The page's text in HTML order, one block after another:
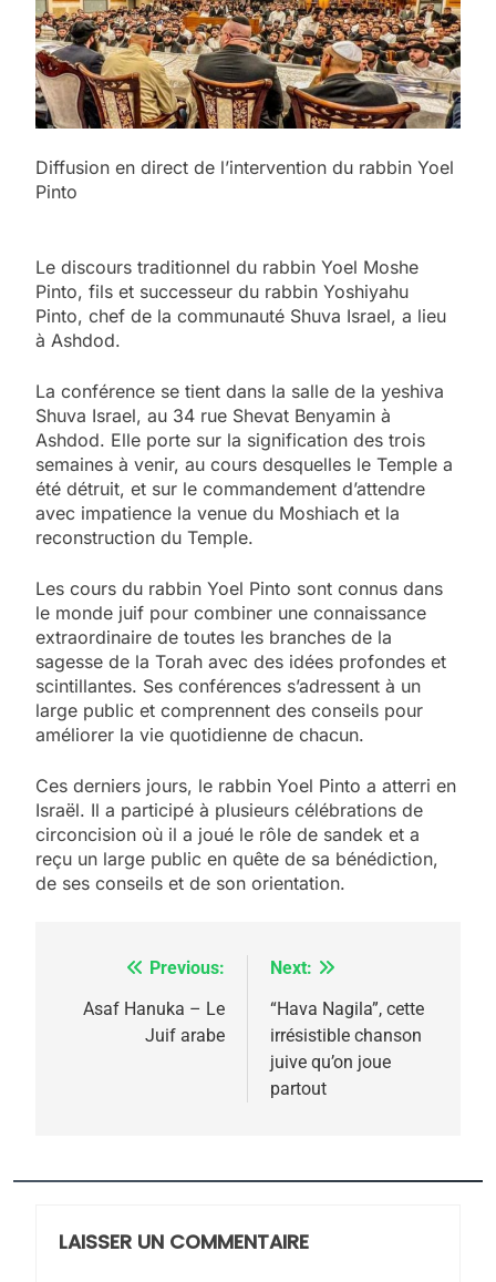
Diffusion en direct de l’intervention du rabbin Yoel
Pinto
Le discours traditionnel du rabbin Yoel Moshe
Pinto, fils et successeur du rabbin Yoshiyahu
Pinto, chef de la communauté Shuva Israel, a lieu
à Ashdod.
La conférence se tient dans la salle de la yeshiva
Shuva Israel, au 34 rue Shevat Benyamin à
Ashdod. Elle porte sur la signification des trois
semaines à venir, au cours desquelles le Temple a
été détruit, et sur le commandement d’attendre
avec impatience la venue du Moshiach et la
reconstruction du Temple.
Les cours du rabbin Yoel Pinto sont connus dans
le monde juif pour combiner une connaissance
extraordinaire de toutes les branches de la
sagesse de la Torah avec des idées profondes et
scintillantes. Ses conférences s’adressent à un
large public et comprennent des conseils pour
améliorer la vie quotidienne de chacun.
Ces derniers jours, le rabbin Yoel Pinto a atterri en
Israël. Il a participé à plusieurs célébrations de
circoncision où il a joué le rôle de sandek et a
reçu un large public en quête de sa bénédiction,
de ses conseils et de son orientation.
Navigation
de
Previous:
Asaf Hanuka – Le
Juif arabe
Next:
“Hava Nagila”, cette
irrésistible chanson
juive qu’on joue
partout
LAISSER UN COMMENTAIRE
5
2025, l’année la plus
meurtrière selon le
rapport d’ADL contre
FRANCE ISRAÉL
FIÈRE, DIGNE ET RÉSILIENTE :
POURQUOI JE REVENDIQUE
MA JUDAÏTE par Thérèse
Zrihen-Dvir
ISRAÉL JUDAISME
JUDAISME
8